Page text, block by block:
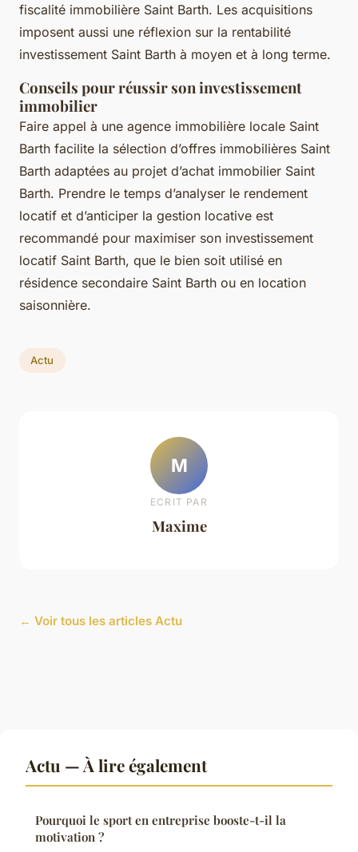
fiscalité immobilière Saint Barth. Les acquisitions
imposent aussi une réflexion sur la rentabilité
investissement Saint Barth à moyen et à long terme.
Conseils pour réussir son investissement
immobilier
Faire appel à une agence immobilière locale Saint
Barth facilite la sélection d’offres immobilières Saint
Barth adaptées au projet d’achat immobilier Saint
Barth. Prendre le temps d’analyser le rendement
locatif et d’anticiper la gestion locative est
recommandé pour maximiser son investissement
locatif Saint Barth, que le bien soit utilisé en
résidence secondaire Saint Barth ou en location
saisonnière.
Actu
M
ECRIT PAR
Maxime
← Voir tous les articles Actu
Actu — À lire également
Pourquoi le sport en entreprise booste-t-il la
motivation ?